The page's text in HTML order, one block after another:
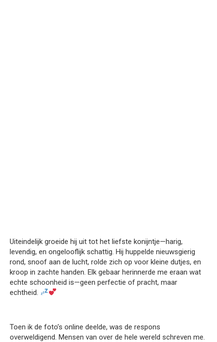
Uiteindelijk groeide hij uit tot het liefste konijntje—harig,
levendig, en ongelooflijk schattig. Hij huppelde nieuwsgierig
rond, snoof aan de lucht, rolde zich op voor kleine dutjes, en
kroop in zachte handen. Elk gebaar herinnerde me eraan wat
echte schoonheid is—geen perfectie of pracht, maar
echtheid.
Toen ik de foto’s online deelde, was de respons
overweldigend. Mensen van over de hele wereld schreven me.